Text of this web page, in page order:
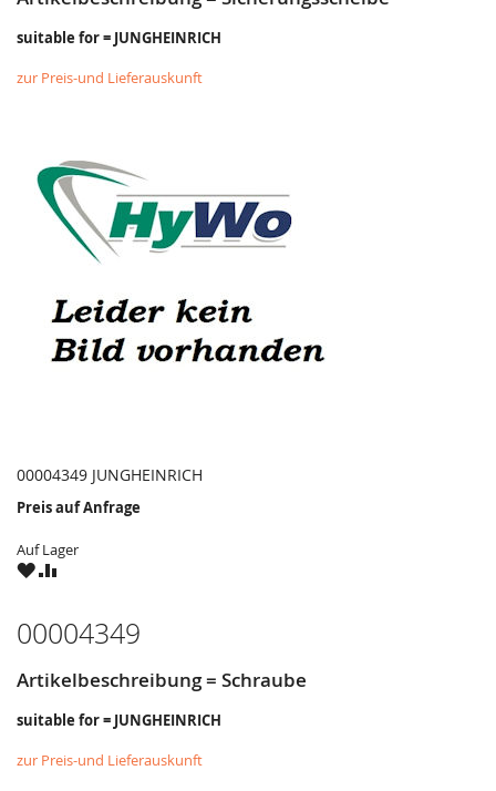
suitable for = JUNGHEINRICH
zur Preis-und Lieferauskunft
00004349 JUNGHEINRICH
Preis auf Anfrage
Auf Lager
ZUZU
00004349
Artikelbeschreibung = Schraube
suitable for = JUNGHEINRICH
zur Preis-und Lieferauskunft